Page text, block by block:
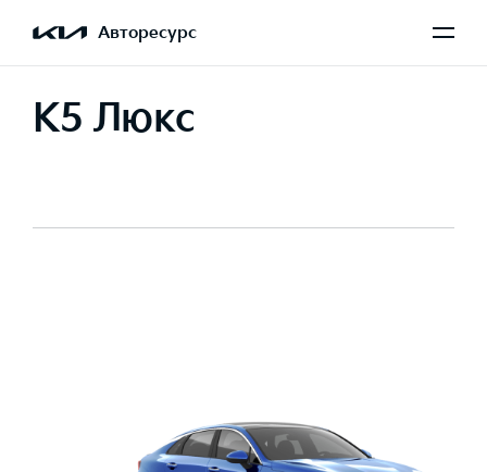
Авторесурс
K5 Люкс